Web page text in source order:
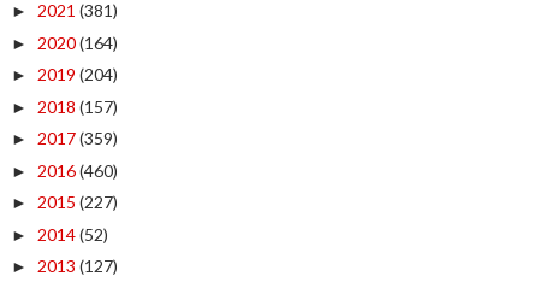
► 2021 (381)
► 2020(164)
► 2019 (204)
► 2018 (157)
► 2017(359)
► 2016(460)
► 2015 (227)
► 2014(52)
► 2013 (127)